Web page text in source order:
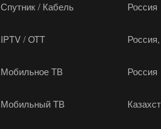
Спутник / Кабель Россия
IPTV / OTT
Мобильное ТВ Россия
Мобильный ТВ